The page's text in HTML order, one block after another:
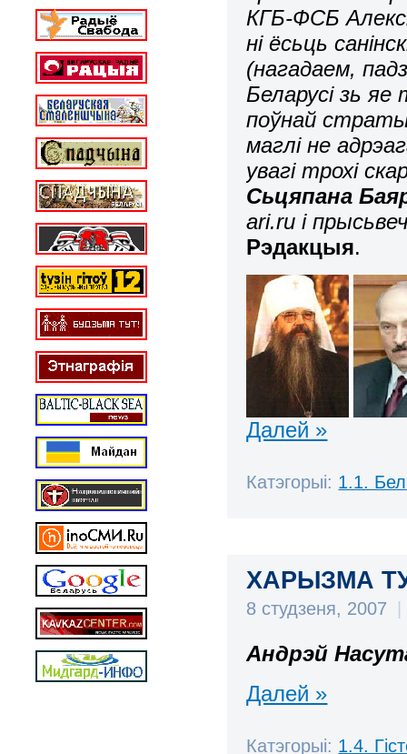
КГБ-ФСБ
ні ёсьць
(нагадаем,
Беларусі зь
поўнай
маглі не
увагі трохі
Сьцяпана
ari.ru і
Рэдакцыя.
Далей »
Катэгорыі: 1.1.
ХАРЫЗМА
8 студзеня, 2007
Андрэй
Далей »
Катэгорыі: 1.4.